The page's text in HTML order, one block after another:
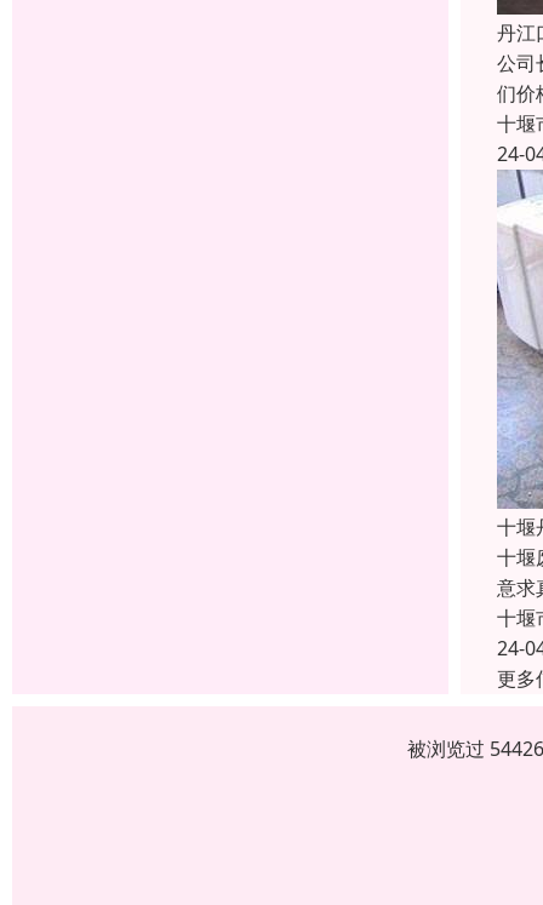
丹江
公司
们价
十堰
24-
十堰
十堰
意求
十堰
24-
更多
被浏览过